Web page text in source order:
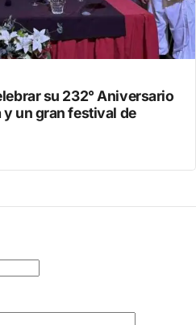
su 232° Aniversario
un gran festival de